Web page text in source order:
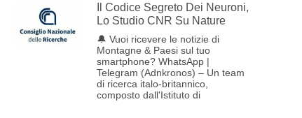
Il Codice Segreto Dei Neuroni,
Lo Studio CNR Su Nature
🔔 Vuoi ricevere le notizie di
Montagne & Paesi sul tuo
smartphone? WhatsApp |
Telegram (Adnkronos) – Un team
di ricerca italo-britannico,
composto dall'Istituto di